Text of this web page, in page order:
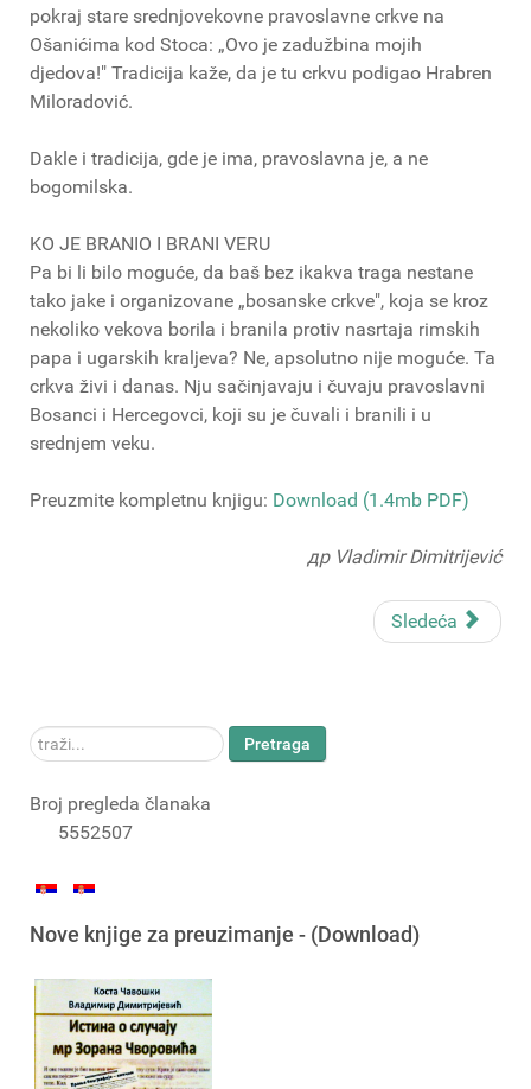
pokraj stare srednjovekovne pravoslavne crkve na
Ošanićima kod Stoca: „Ovo je zadužbina mojih
djedova!" Tradicija kaže, da je tu crkvu podigao Hrabren
Miloradović.
Dakle i tradicija, gde je ima, pravoslavna je, a ne
bogomilska.
KO JE BRANIO I BRANI VERU
Pa bi li bilo moguće, da baš bez ikakva traga nestane
tako jake i organizovane „bosanske crkve", koja se kroz
nekoliko vekova borila i branila protiv nasrtaja rimskih
papa i ugarskih kraljeva? Ne, apsolutno nije moguće. Ta
crkva živi i danas. Nju sačinjavaju i čuvaju pravoslavni
Bosanci i Hercegovci, koji su je čuvali i branili i u
srednjem veku.
Preuzmite kompletnu knjigu: Download (1.4mb PDF)
др Vladimir Dimitrijević
Sledeća
traži... Pretraga
Broj pregleda članaka
5552507
Nove knjige za preuzimanje - (Download)